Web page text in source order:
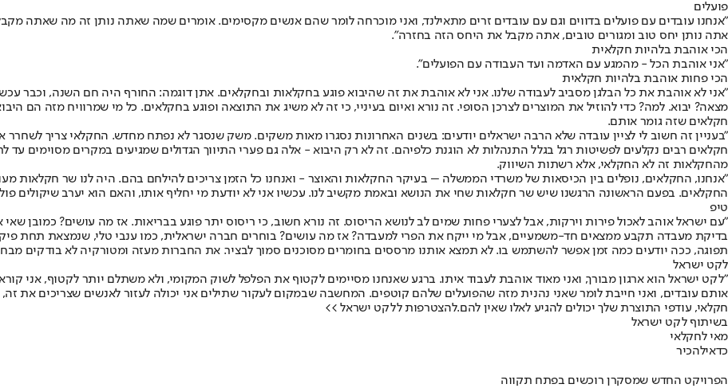
פועלים
"אנחנו עובדים עם פועלים בדווים וגם עם עובדים זרים מתאילנד, ואני מוכרחה לומר שהם אנשים מקסימים. אומרים שמה שאתה נותן זה מה שאתה
אתה נותן יחס טוב ומגורים טובים, אתה מקבל את היחס הזה בחזרה".
הכי אוהבת בלהיות חקלאית
"אני אוהבת הכל - מהמגע עם האדמה ועד העבודה עם הפועלים".
הכי פחות אוהבת בלהיות חקלאית
"אני לא אוהבת את כל הבלגן מסביב לעבודה שלנו. אני לא אוהבת את זה שהיבוא פוגע בחקלאות ובחקלאים. אתן דוגמה: החורף היה חם השנה, וכבר
מצאה? יבוא. למה? כדי להוזיל את המוצרים לצרכן הסופי. זה נורא ואיום בעיניי, כי זה לא משיג את התוצאה ופוגע בחקלאים. כל מי שמרוויח מזה הם
חקלאים שזה גומר אותם.
"בעניין זה חשוב לי לציין עובדה שלא הרבה ישראלים יודעים: בשנים האחרונות נסגרו מאות משקים. משק שנסגר לא נפתח מחדש. החקלאי צריך לשחרר
מהחקלאות זה לא החקלאי, אלא רשתות השיווק.
"אנחנו, החקלאים, נופלים בין הכיסאות של משרדי הממשלה – בעיקר החקלאות והאוצר - ואנחנו כל הזמן צריכים להילחם בהם. היה לנו שר חקלאות
החקלאים. בפעם הראשונה הרגשנו שיש שר חקלאות שחי את הנושא ובאמת מקשיב לנו. עכשיו אני לא יודעת מי יחליף אותו, והאם הוא יערב שיקולים
טיפ
"עם ישראל אוהב לאכול פירות וירקות, אבל לצערי פחות שמים לב לנושא הריסוס. זה נורא חשוב, כי ריסוס יתר פוגע בבריאות. אז מה עושים? כמובן
בדיקת מעבדה תקבע ממצאים חד-משמעיים, אבל מי ייקח את הפרי למעבדה? אז מה עושים? בוחרים חברה ישראלית, כמו ענבי טלי, שנמצאת תחת
תפוגה, ככה יודעים כמה זמן אפשר להשתמש בו. לא תמצא אותנו מרססים בחומרים מסוכנים סמוך לבציר. את החברות מעזה ומטורקיה לא בודקים
לקט ישראל
"לקט ישראל הוא ארגון מבורך, ואני מאוד אוהבת לעבוד איתו. ברגע שאנחנו מסיימים לקטוף את הפלפל לשוק המקומי, ולא משתלם יותר לקטוף, אני
אותם עובדים, ואני חייבת לומר שאני נהנית מזה שהפועלים שלהם קוטפים. המחשבה שבמקום לעקור שתילים אני יכולה לעזור לאנשים שצריכים את זה,
חקלאי, עודפי התוצרת שלך יכולים להגיע לאלו שאין להם.להצטרפות ללקט ישראל >>
בשיתוף לקט ישראל
מאי לחקלאי
כדאילהכיר
הפרויקט החדש שמסקרן רוכשים בפתח תקווה